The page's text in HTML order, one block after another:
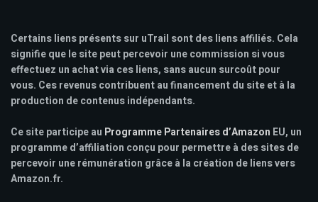
Certains liens présents sur uTrail sont des liens affiliés. Cela
signifie que le site peut percevoir une commission si vous
effectuez un achat via ces liens, sans aucun surcoût pour
vous. Ces revenus contribuent au financement du site et à la
production de contenus indépendants.
Ce site participe au Programme Partenaires d’Amazon EU, un
programme d’affiliation conçu pour permettre à des sites de
percevoir une rémunération grâce à la création de liens vers
Amazon.fr.